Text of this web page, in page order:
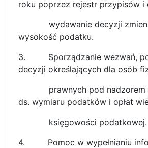
roku poprzez rejestr przypisów i
wydawanie decyzji
wysokość podatku.
3.
Sporządzanie wezwań,
decyzji określających dla osób
prawnych pod
ds. wymiaru podatków i opłat
księgowości podatkowej.
4.
Pomoc w wypełnianiu